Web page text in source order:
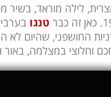
לילה מוראד, בשיר
טנגו
החושפני, שהיום לא
וחלוצי במצלמה, באור